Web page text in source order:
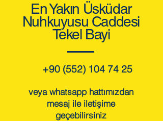
En Yakın Üsküdar
Nuhkuyusu Caddesi
Tekel Bayi
+90 (552) 104 74 25
veya whatsapp hattımızdan
mesaj ile iletişime
geçebilirsiniz